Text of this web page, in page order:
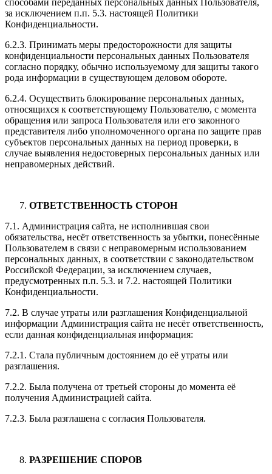
за исключением п.п. 5.3. настоящей Политики
Конфиденциальности.
6.2.3. Принимать меры предосторожности для защиты
конфиденциальности персональных данных Пользователя
согласно порядку, обычно используемому для защиты такого
рода информации в существующем деловом обороте.
6.2.4. Осуществить блокирование персональных данных,
относящихся к соответствующему Пользователю, с момента
обращения или запроса Пользователя или его законного
представителя либо уполномоченного органа по защите прав
субъектов персональных данных на период проверки, в
случае выявления недостоверных персональных данных или
неправомерных действий.
ОТВЕТСТВЕННОСТЬ СТОРОН
7.1. Администрация сайта, не исполнившая свои
обязательства, несёт ответственность за убытки, понесённые
Пользователем в связи с неправомерным использованием
персональных данных, в соответствии с законодательством
Российской Федерации, за исключением случаев,
предусмотренных п.п. 5.3. и 7.2. настоящей Политики
Конфиденциальности.
7.2. В случае утраты или разглашения Конфиденциальной
информации Администрация сайта не несёт ответственность,
если данная конфиденциальная информация:
7.2.1. Стала публичным достоянием до её утраты или
разглашения.
7.2.2. Была получена от третьей стороны до момента её
получения Администрацией сайта.
7.2.3. Была разглашена с согласия Пользователя.
РАЗРЕШЕНИЕ СПОРОВ